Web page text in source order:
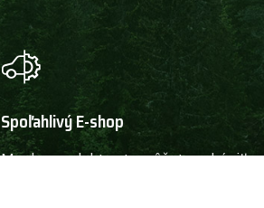
Spoľahlivý E-shop
Mnoho produktov tu môžete nakúpiť